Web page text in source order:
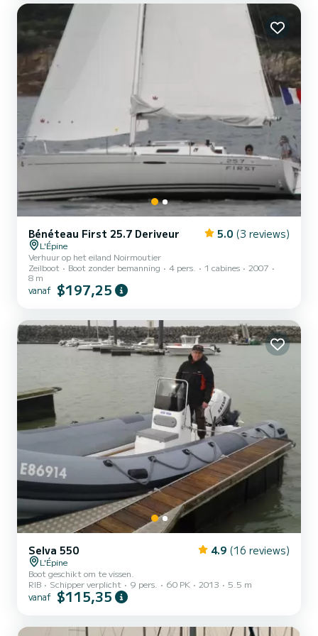
Bénéteau First 25.7 Deriveur 5.0 (3 reviews)
L'Épine
Verhuur op het eiland Noirmoutier
Zeilboot
Boot zonder bemanning 4 pers. 1 cabines
2007
8 m
vanaf $197,25
Selva 550 4.9 (16 reviews)
L'Épine
Boot geschikt om te vissen.
RIB
Schipper verplicht 9 pers. 60 PK 2013 5.5 m
vanaf $115,35